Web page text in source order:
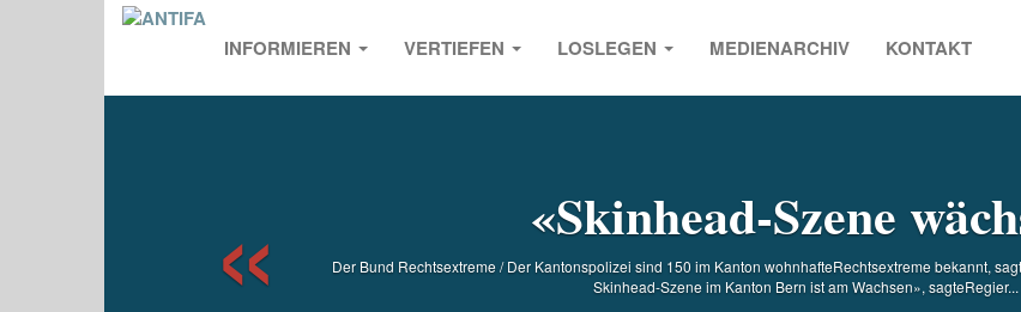
INFORMIEREN VERTIEFEN LOSLEGEN MEDIENARCHIV KONTAKT
«Skinhead-Szene
Der Bund Rechtsextreme / Der Kantonspolizei sind 150 im Kanton wohnhafteRechtsextreme bekannt,
Skinhead-Szene im Kanton Bern ist am Wachsen», sagteRegier...